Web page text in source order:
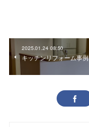
2025.01.24 08:50
キッチンリフォーム事例